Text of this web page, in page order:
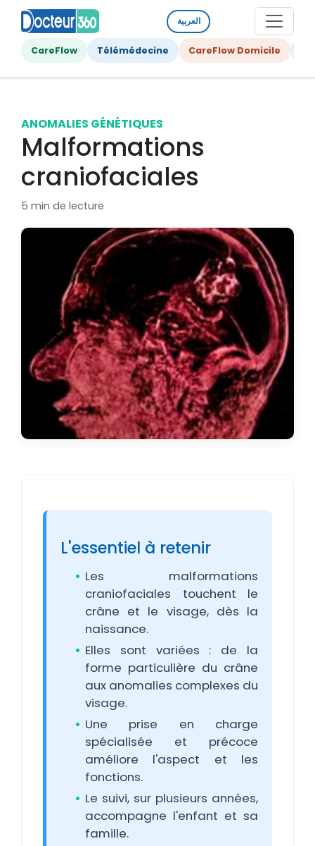
العربية
CareFlow Télémédecine CareFlow Domicile
ANOMALIES GÉNÉTIQUES
Malformations
craniofaciales
5 min de lecture
L'essentiel à retenir
Les malformations
craniofaciales touchent le
crâne et le visage, dès la
naissance.
Elles sont variées : de la
forme particulière du crâne
aux anomalies complexes du
visage.
Une prise en charge
spécialisée et précoce
améliore l'aspect et les
fonctions.
Le suivi, sur plusieurs années,
accompagne l'enfant et sa
famille.